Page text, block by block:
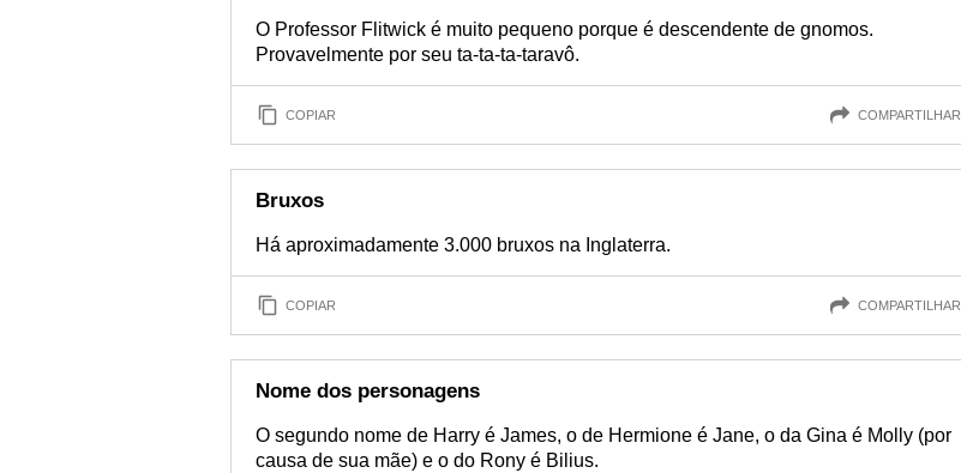
O Professor Flitwick é muito pequeno porque é descendente de gnomos.
Provavelmente por seu ta-ta-ta-taravô.
COPIAR COMPARTILHAR
Bruxos
Há aproximadamente 3.000 bruxos na Inglaterra.
COPIAR COMPARTILHAR
Nome dos personagens
O segundo nome de Harry é James, o de Hermione é Jane, o da Gina é Molly (por
causa de sua mãe) e o do Rony é Bilius.